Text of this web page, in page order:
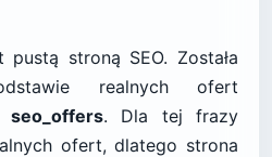
stroną SEO. Została
realnych ofert
seo_offers. Dla tej frazy
ofert, dlatego strona